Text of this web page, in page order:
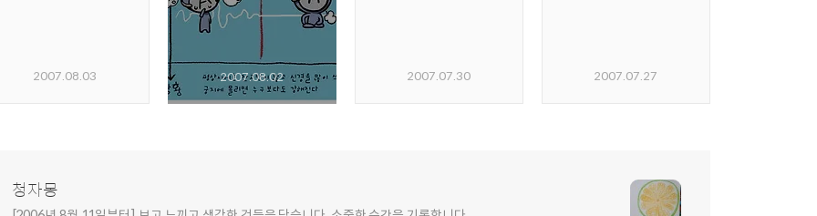
2007.08.03 2007.08.02 2007.07.30 2007.07.27
청자몽